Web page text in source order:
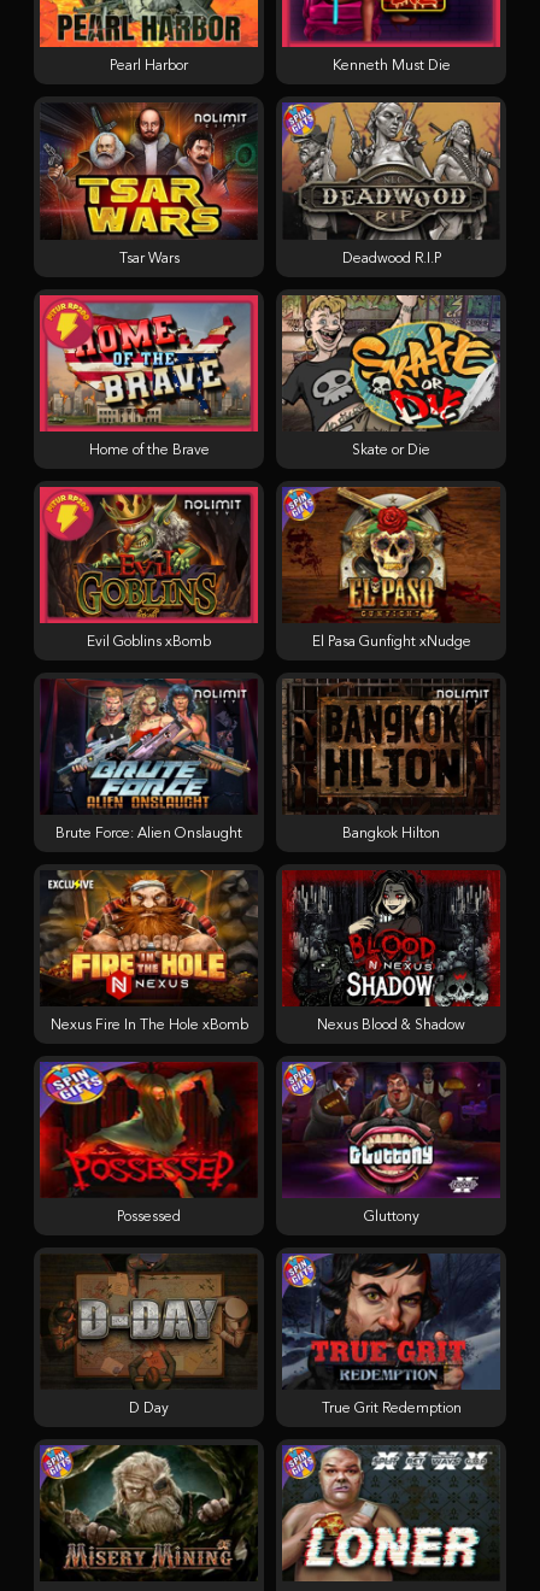
Nexus Blood & Shadow
Nexus Fire In The Hole xBomb
Tsar Wars
Home of the Brave Skate or Die
Deadwood R.I.P
Bangkok Hilton
Brute Force: Alien Onslaught
Kenneth Must Die
El Pasa Gunfight xNudge
Evil Goblins xBomb
Gluttony
Possessed
Pearl Harbor
True Grit Redemption
D Day